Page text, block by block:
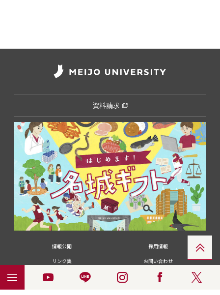
資料請求
情報公開
採用情報
リンク集
お問い合わせ
メディアの皆さま
卒業生の皆さま